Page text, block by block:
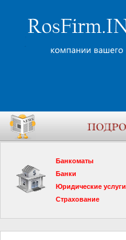
Банкоматы
Банки
Юридические услуги
Страхование